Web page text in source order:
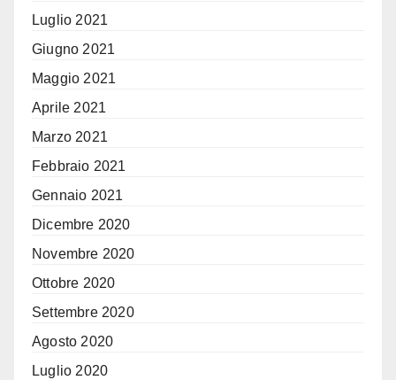
Luglio 2021
Giugno 2021
Maggio 2021
Aprile 2021
Marzo 2021
Febbraio 2021
Gennaio 2021
Dicembre 2020
Novembre 2020
Ottobre 2020
Settembre 2020
Agosto 2020
Luglio 2020